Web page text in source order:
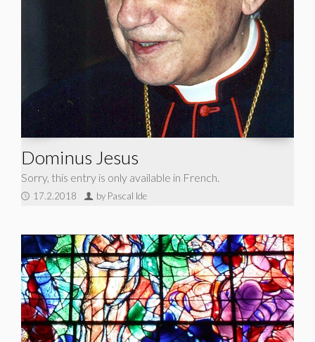
Dominus Jesus
Sorry, this entry is only available in French.
17.2.2018 by Pascal Ide